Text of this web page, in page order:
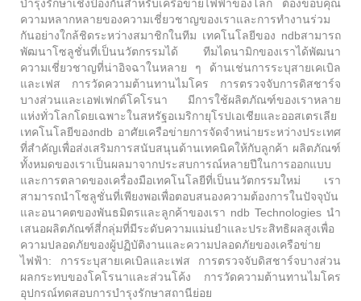
บำรุงรักษาเชิงป้องกันสำหรับเครือข่ายไฟฟ้าของโลก ต้องขอบคุณ
ความหลากหลายของความเชี่ยวชาญของเราและการทำงานร่วม
กันอย่างใกล้ชิดระหว่างสมาชิกในทีม เทคโนโลยีของ ndbสามารถ
พัฒนาโซลูชั่นที่เป็นนวัตกรรมได้ ทีมไดนามิกของเราได้พัฒนา
ความเชี่ยวชาญที่น่าอิจฉาในหลาย ๆ ด้านเช่นการระบุสายเคเบิล
และเฟส การวัดความต้านทานไมโคร การตรวจจับการดิสชาร์จ
บางส่วนและเอฟเฟกต์โคโรนา มีการใช้ผลิตภัณฑ์ของเราหลาย
แห่งทั่วโลกโดยเฉพาะในสหรัฐอเมริกายุโรปเอเชียและออสเตรเลีย
เทคโนโลยีของndb อาศัยเครือข่ายการจัดจำหน่ายระหว่างประเทศ
ที่สำคัญเพื่อส่งเสริมการสนับสนุนด้านเทคนิคให้กับลูกค้า ผลิตภัณฑ์
ทั้งหมดของเราเป็นผลมาจากประสบการณ์หลายปีในการออกแบบ
และการตลาดของเครื่องมือเทคโนโลยีที่เป็นนวัตกรรมใหม่ เรา
สามารถนำโซลูชั่นที่เพียงพอเพื่อตอบสนองความต้องการในปัจจุบัน
และอนาคตของพันธมิตรและลูกค้าของเรา ndb Technologies นำ
เสนอผลิตภัณฑ์สี่กลุ่มที่มีระดับความแม่นยำและประสิทธิผลสูงเพื่อ
ความปลอดภัยของผู้ปฏิบัติงานและความปลอดภัยของเครือข่าย
ไฟฟ้า: การระบุสายเคเบิลและเฟส การตรวจจับดิสชาร์จบางส่วน
ผลกระทบของโคโรนาและส่วนโค้ง การวัดความต้านทานไมโคร
อุปกรณ์ทดสอบการบำรุงรักษาสถานีย่อย